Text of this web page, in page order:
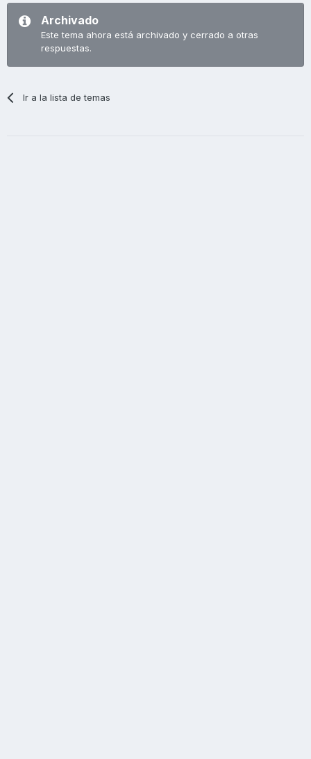
Archivado
Este tema ahora está archivado y cerrado a otras
respuestas.
Ir a la lista de temas